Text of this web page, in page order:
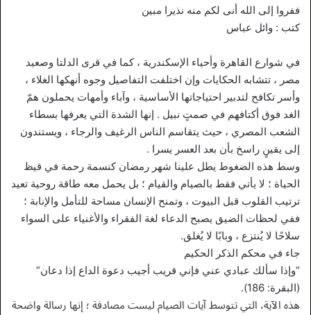
ففروا إلى الله أنى لكم منه نذيرا مبين
كتب : وائل عباس
في شوارع القاهرة وأحياء الإسكندرية ، كما في قرى الدلتا وصعيد
مصر ، تتشابه الحكايات وإن اختلفت التفاصيل وجوه أنهكها الغلاء ،
وأسر تكافح لتدبير احتياجاتها الأساسية ، وآباء وأمهات يحملون همّ
الغد فوق أكتافهم في صمتٍ نبيل . إنها الشدة التي يعرفها بسطاء
الشعب المصري ، حيث يتقاسم الناس الرغيف والرجاء ، ويستندون
إلى يقينٍ راسخ بأن بعد العسر يسرا .
وسط هذه الضغوط يطل علينا شهر رمضان كنسمة رحمة في قيظ
الحياة ؛ لا يأتي فقط بالصيام والقيام ؛ بل يحمل معه طاقة روحية تعيد
ترتيب القلوب قبل البيوت ، وتمنح الإنسان مساحة للتأمل والإنابة ؛
ففي لحظات الضيق يصبح الدعاء لغة الفقراء والأغنياء على السواء
سلاحًا لا يُنتزع ، وبابًا لا يُغلق.
جاء في محكم الذكر الحكيم
“وإذا سألك عبادي عني فإني قريب أجيب دعوة الداع إذا دعان”
(البقرة: 186).
هذه الآية، التي تتوسط آيات الصيام ليست مصادفة ؛ إنها رسالة واضحة